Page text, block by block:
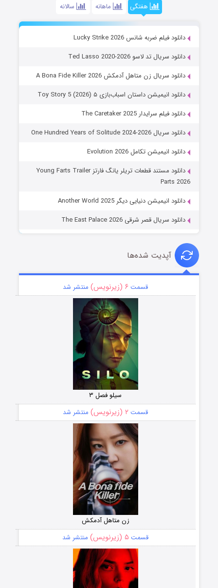
هفتگی ماهانه سالانه
دانلود فیلم ضربه شانس Lucky Strike 2026
دانلود سریال تد لاسو Ted Lasso 2020-2026
دانلود سریال زن متاهل آدمکش A Bona Fide Killer 2026
دانلود انیمیشن داستان اسباب‌بازی ۵ Toy Story 5 (2026)
دانلود فیلم سرایدار The Caretaker 2025
دانلود سریال One Hundred Years of Solitude 2024-2026
دانلود انیمیشن تکامل Evolution 2026
دانلود مستند قطعات تریلر یانگ فارتز Young Farts Trailer
Parts 2026
دانلود انیمیشن دنیایی دیگر Another World 2025
دانلود سریال قصر شرقی The East Palace 2026
آپدیت شده‌ها
قسمت ۶ (زیرنویس) منتشر شد
سیلو فصل ۳
قسمت ۲ (زیرنویس) منتشر شد
زن متاهل آدمکش
قسمت ۵ (زیرنویس) منتشر شد